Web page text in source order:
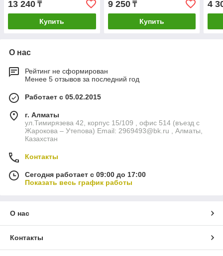
13 240 ₸
Купить
9 250₸
Купить
4
О нас
Рейтинг не сформирован
Менее 5 отзывов за последний год
Работает с 05.02.2015
г. Алматы
ул.Тимирязева 42, корпус 15/109 , офис 514 (въезд с
Жарокова – Утепова) Email: 2969493@bk.ru , Алматы,
Казахстан
Контакты
Сегодня работает с 09:00 до 17:00
Показать весь график работы
О нас
Контакты